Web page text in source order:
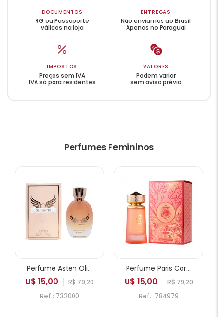
DOCUMENTOS
RG ou Passaporte
válidos na loja
ENTREGAS
Não enviamos ao Brasil
Apenas no Paraguai
IMPOSTOS
Preços sem IVA
IVA só para residentes
VALORES
Podem variar
sem aviso prévio
Perfumes Femininos
Perfume Asten Olivenite EDP Feminino 100ml
U$ 15,00 R$ 79,20
Ref.: 732000
Perfume Paris Corner Khair Fusion EDP Feminino 100ml
U$ 15,00 R$ 79,20
Ref.: 784979